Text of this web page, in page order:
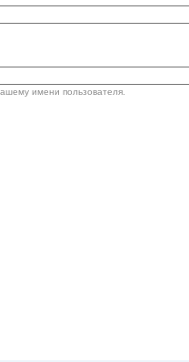
имени пользователя.